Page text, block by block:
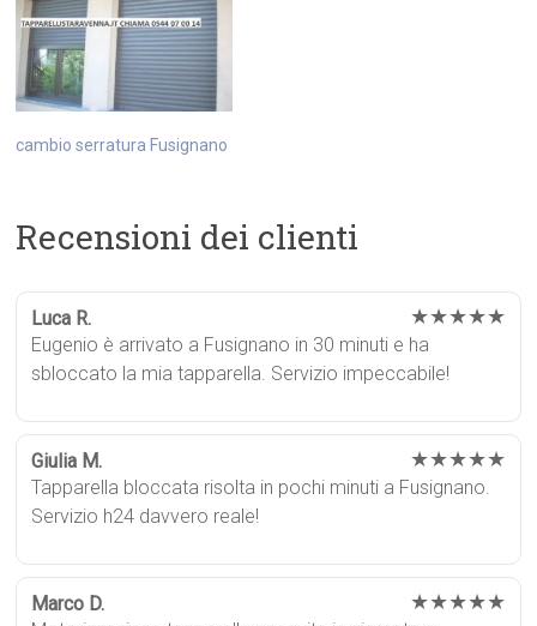
cambio serratura Fusignano
Recensioni dei clienti
Luca R. ★★★★★
Eugenio è arrivato a Fusignano in 30 minuti e ha
sbloccato la mia tapparella. Servizio impeccabile!
Giulia M. ★★★★★
Tapparella bloccata risolta in pochi minuti a Fusignano.
Servizio h24 davvero reale!
Marco D. ★★★★★